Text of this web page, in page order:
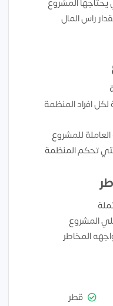
يحتاجها المشروع
راس المال
افراد المنظمة
للمشروع
تحكم المنظمة
المشروع
المخاطر
قطر